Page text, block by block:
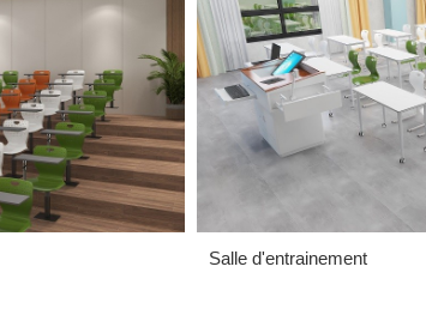
Salle d'entrainement